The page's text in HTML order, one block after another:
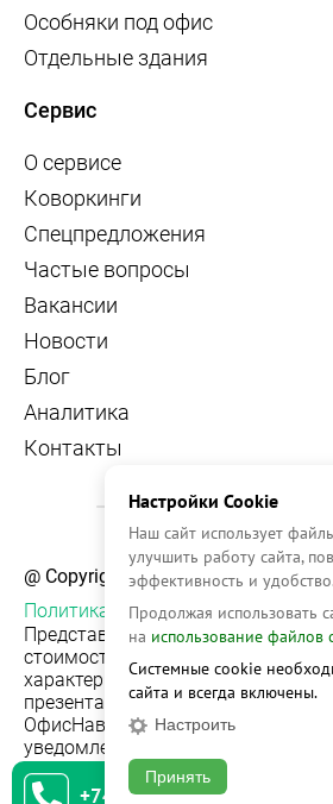
Особняки под офис
Отдельные здания
Сервис
О сервисе
Коворкинги
Спецпредложения
Частые вопросы
Вакансии
Новости
Блог
Аналитика
Контакты
@ Copyright, 2026 OFFICE
Политика конфиденциальности
Представленная на сайте
стоимости объектов, носит
характер и не является публичной
презентации объекта
ОфисНавигатор могут быть
уведомления.
+74951542930
Настройки Cookie
Наш сайт использует
улучшить работу сайта,
эффективность и удобство.
Продолжая использовать
на использование файлов
Системные cookie
сайта и всегда включены.
Настроить
Принять